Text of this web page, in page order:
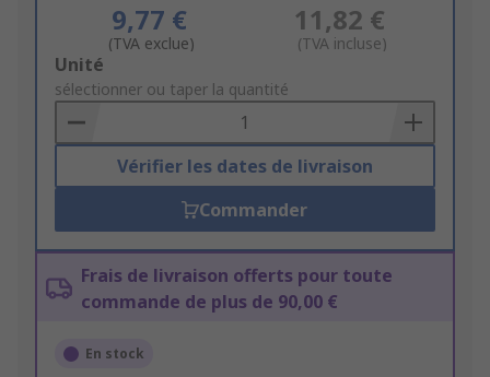
9,77 €
(TVA exclue)
11,82 €
(TVA incluse)
Add
to
Basket
Unité
sélectionner ou taper la quantité
Vérifier les dates de livraison
Commander
Frais de livraison offerts pour toute
commande de plus de 90,00 €
En stock